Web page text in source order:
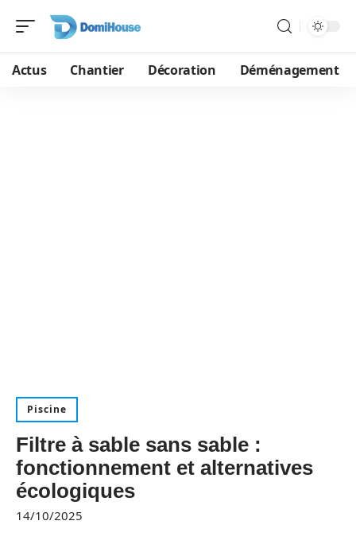
Actus Chantier Décoration Déménagement
Piscine
Filtre à sable sans sable :
fonctionnement et alternatives
écologiques
14/10/2025